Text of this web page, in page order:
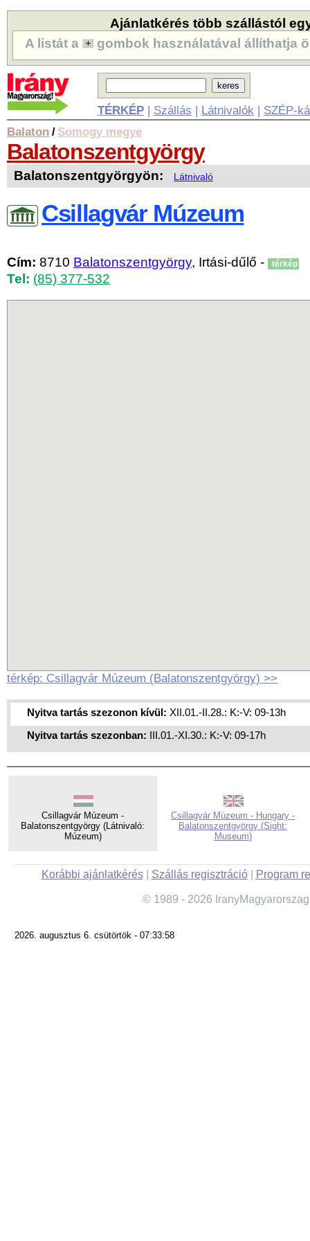
Ajánlatkérés több szállástól
A listát a
gombok használatával állíthatja
TÉRKÉP| Szállás | Látnivalók | SZÉP-
Balaton / Somogy megye
Balatonszentgyörgy
Balatonszentgyörgyön: Látnivaló
Csillagvár Múzeum
Cím: 8710 Balatonszentgyörgy, Irtási-dűlő - térkép
Tel: (85) 377-532
térkép: Csillagvár Múzeum (Balatonszentgyörgy) >>
Nyitva tartás szezonon kívül: XII.01.-II.28.: K:-V: 09-13h
Nyitva tartás szezonban: III.01.-XI.30.: K:-V: 09-17h
Csillagvár Múzeum -
Balatonszentgyörgy (Látnivaló:
Múzeum)
Csillagvár Múzeum - Hungary -
Balatonszentgyörgy (Sight:
Museum)
Korábbi ajánlatkérés| Szállás regisztráció| Program
© 1989 - 2026
2026. augusztus 6. csütörtök - 07:33:58